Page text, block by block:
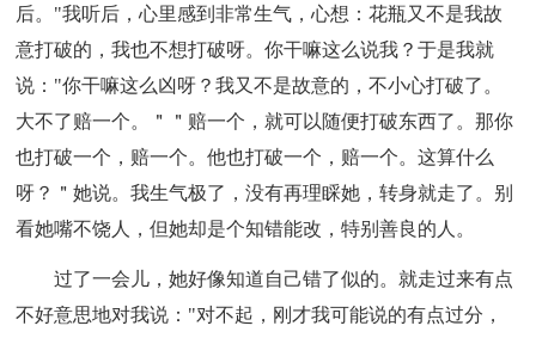
后。"我听后，心里感到非常生气，心想：花瓶又不是我故
意打破的，我也不想打破呀。你干嘛这么说我？于是我就
说："你干嘛这么凶呀？我又不是故意的，不小心打破了。
大不了赔一个。＂＂赔一个，就可以随便打破东西了。那你
也打破一个，赔一个。他也打破一个，赔一个。这算什么
呀？＂她说。我生气极了，没有再理睬她，转身就走了。别
看她嘴不饶人，但她却是个知错能改，特别善良的人。
过了一会儿，她好像知道自己错了似的。就走过来有点
不好意思地对我说："对不起，刚才我可能说的有点过分，